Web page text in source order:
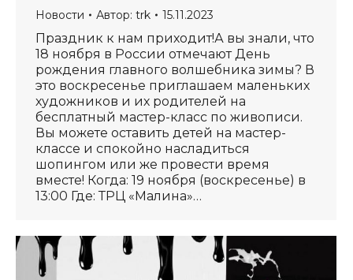
Новости Автор: trk 15.11.2023
Праздник к нам приходит!А вы знали, что
18 ноября в России отмечают День
рождения главного волшебника зимы? В
это воскресенье приглашаем маленьких
художников и их родителей на
бесплатный мастер-класс по живописи.
Вы можете оставить детей на мастер-
классе и спокойно насладиться
шопингом или же провести время
вместе! Когда: 19 ноября (воскресенье) в
13:00 Где: ТРЦ «Малина»…